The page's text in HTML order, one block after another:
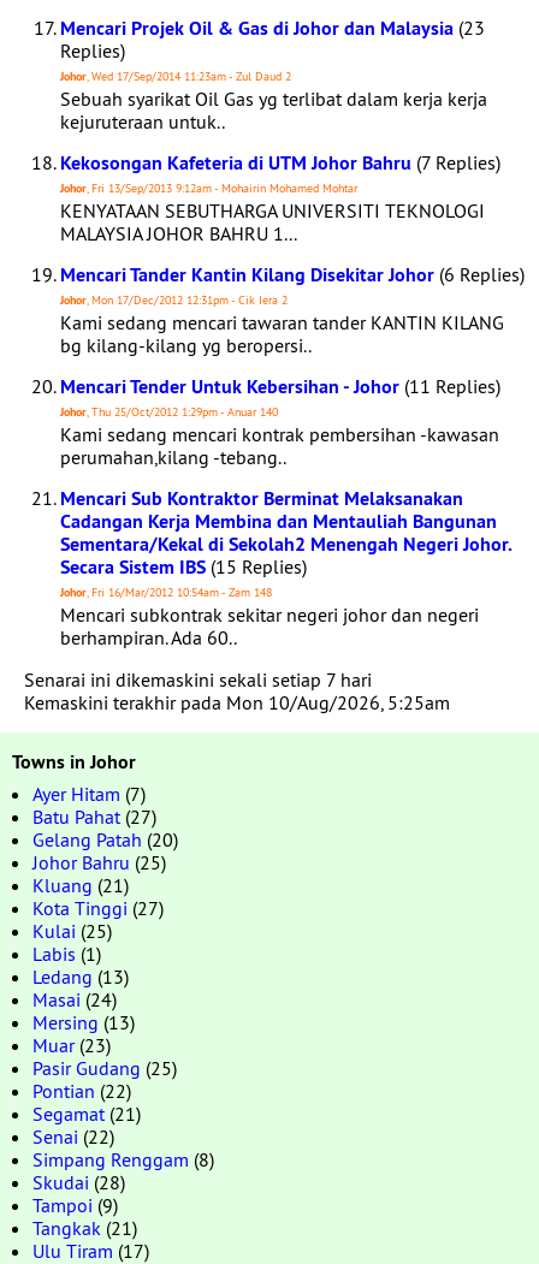
Mencari Projek Oil & Gas di Johor dan Malaysia (23
Replies)
Johor, Wed 17/Sep/2014 11:23am - Zul Daud 2
Sebuah syarikat Oil Gas yg terlibat dalam kerja kerja
kejuruteraan untuk..
Kekosongan Kafeteria di UTM Johor Bahru (7 Replies)
Johor, Fri 13/Sep/2013 9:12am - Mohairin Mohamed Mohtar
KENYATAAN SEBUTHARGA UNIVERSITI TEKNOLOGI
MALAYSIA JOHOR BAHRU 1...
Mencari Tander Kantin Kilang Disekitar Johor (6 Replies)
Johor, Mon 17/Dec/2012 12:31pm - Cik Iera 2
Kami sedang mencari tawaran tander KANTIN KILANG
bg kilang-kilang yg beropersi..
Mencari Tender Untuk Kebersihan - Johor (11 Replies)
Johor, Thu 25/Oct/2012 1:29pm - Anuar 140
Kami sedang mencari kontrak pembersihan -kawasan
perumahan,kilang -tebang..
Mencari Sub Kontraktor Berminat Melaksanakan
Cadangan Kerja Membina dan Mentauliah Bangunan
Sementara/Kekal di Sekolah2 Menengah Negeri Johor.
Secara Sistem IBS (15 Replies)
Johor, Fri 16/Mar/2012 10:54am - Zam 148
Mencari subkontrak sekitar negeri johor dan negeri
berhampiran. Ada 60..
Senarai ini dikemaskini sekali setiap 7 hari
Kemaskini terakhir pada Mon 10/Aug/2026, 5:25am
Towns in Johor
Ayer Hitam (7)
Batu Pahat(27)
Gelang Patah (20)
Johor Bahru (25)
Kluang (21)
Kota Tinggi (27)
Kulai (25)
Labis (1)
Ledang (13)
Masai (24)
Mersing (13)
Muar(23)
Pasir Gudang (25)
Pontian (22)
Segamat(21)
Senai (22)
Simpang Renggam (8)
Skudai (28)
Tampoi (9)
Tangkak (21)
Ulu Tiram (17)